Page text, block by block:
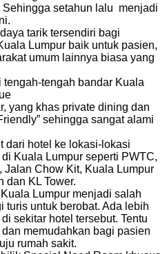
setahun lalu menjadi
tarik tersendiri bagi
Lumpur baik untuk pasien,
umum lainnya biasa yang
tengah bandar Kuala
yang khas private dining dan
sehingga sangat alami
dari hotel ke lokasi-lokasi
Kuala Lumpur seperti PWTC,
Jalan Chow Kit, Kuala Lumpur
dan KL Tower.
Lumpur menjadi salah
turis untuk berobat. Ada lebih
sekitar hotel tersebut. Tentu
memudahkan bagi pasien
rumah sakit.